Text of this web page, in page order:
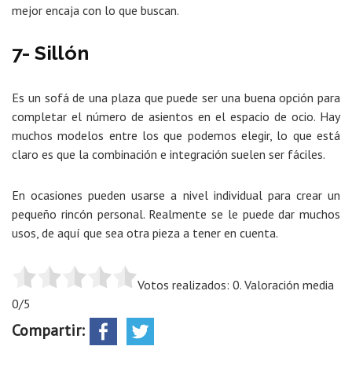
mejor encaja con lo que buscan.
7- Sillón
Es un sofá de una plaza que puede ser una buena opción para
completar el número de asientos en el espacio de ocio. Hay
muchos modelos entre los que podemos elegir, lo que está
claro es que la combinación e integración suelen ser fáciles.
En ocasiones pueden usarse a nivel individual para crear un
pequeño rincón personal. Realmente se le puede dar muchos
usos, de aquí que sea otra pieza a tener en cuenta.
Votos realizados: 0. Valoración media
0/5
Compartir: